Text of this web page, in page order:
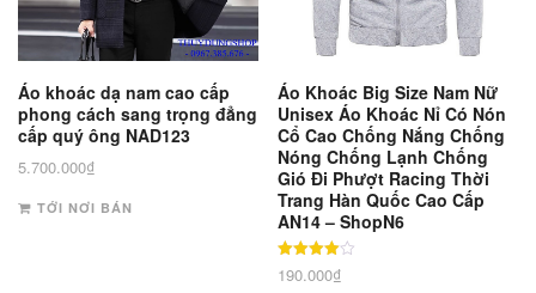
Áo khoác dạ nam cao cấp
phong cách sang trọng đẳng
cấp quý ông NAD123
5.700.000₫
TỚI NƠI BÁN
Áo Khoác Big Size Nam Nữ
Unisex Áo Khoác Nỉ Có Nón
Cổ Cao Chống Nắng Chống
Nóng Chống Lạnh Chống
Gió Đi Phượt Racing Thời
Trang Hàn Quốc Cao Cấp
AN14 – ShopN6
Được xếp
hạng
190.000₫